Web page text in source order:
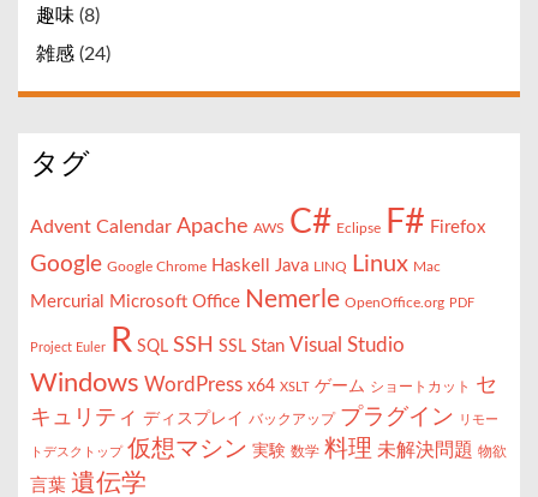
趣味 (8)
雑感 (24)
タグ
Advent Calendar Apache AWS C# Eclipse F# Firefox
Google Google Chrome Haskell Java LINQ Linux Mac
Mercurial Microsoft Office Nemerle OpenOffice.org PDF
Project Euler R SQL SSH SSL Stan Visual Studio
Windows WordPress x64 XSLT ゲーム ショートカット
セ
キュリティ ディスプレイ バックアップ プラグイン リモー
トデスクトップ 仮想マシン 実験 数学 料理 未解決問題 物欲
言葉 遺伝学